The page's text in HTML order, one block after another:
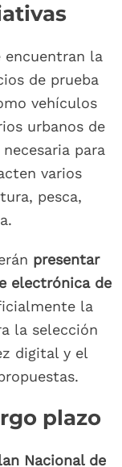
encuentran la
de prueba
vehículos
urbanos de
para
varios
pesca,
presentar
electrónica de
la
la selección
digital y el
plazo
Nacional de